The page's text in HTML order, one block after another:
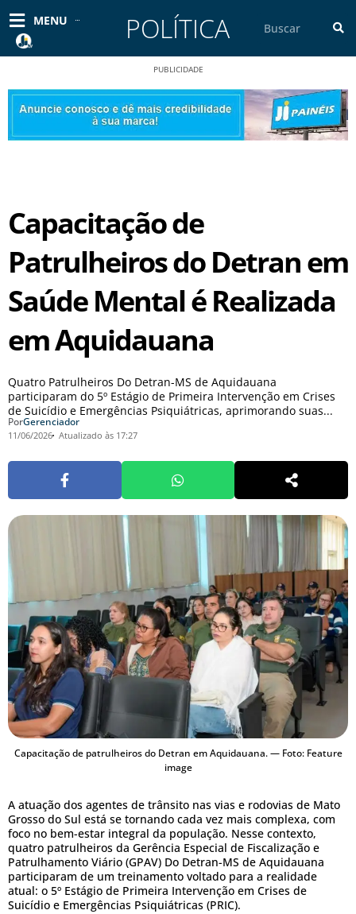
para
conteúdo
MENU POLÍTICA
PUBLICIDADE
Capacitação de
Patrulheiros do Detran em
Saúde Mental é Realizada
em Aquidauana
Quatro Patrulheiros Do Detran-MS de Aquidauana
participaram do 5º Estágio de Primeira Intervenção em Crises
de Suicídio e Emergências Psiquiátricas, aprimorando suas...
PorGerenciador
11/06/2026 Atualizado às 17:27
Capacitação de patrulheiros do Detran em Aquidauana. — Foto: Feature
image
A atuação dos agentes de trânsito nas vias e rodovias de Mato
Grosso do Sul está se tornando cada vez mais complexa, com
foco no bem-estar integral da população. Nesse contexto,
quatro patrulheiros da Gerência Especial de Fiscalização e
Patrulhamento Viário (GPAV) Do Detran-MS de Aquidauana
participaram de um treinamento voltado para a realidade
atual: o 5º Estágio de Primeira Intervenção em Crises de
Suicídio e Emergências Psiquiátricas (PRIC).